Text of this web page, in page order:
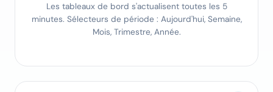
Les tableaux de bord s'actualisent toutes les 5
minutes. Sélecteurs de période : Aujourd'hui, Semaine,
Mois, Trimestre, Année.